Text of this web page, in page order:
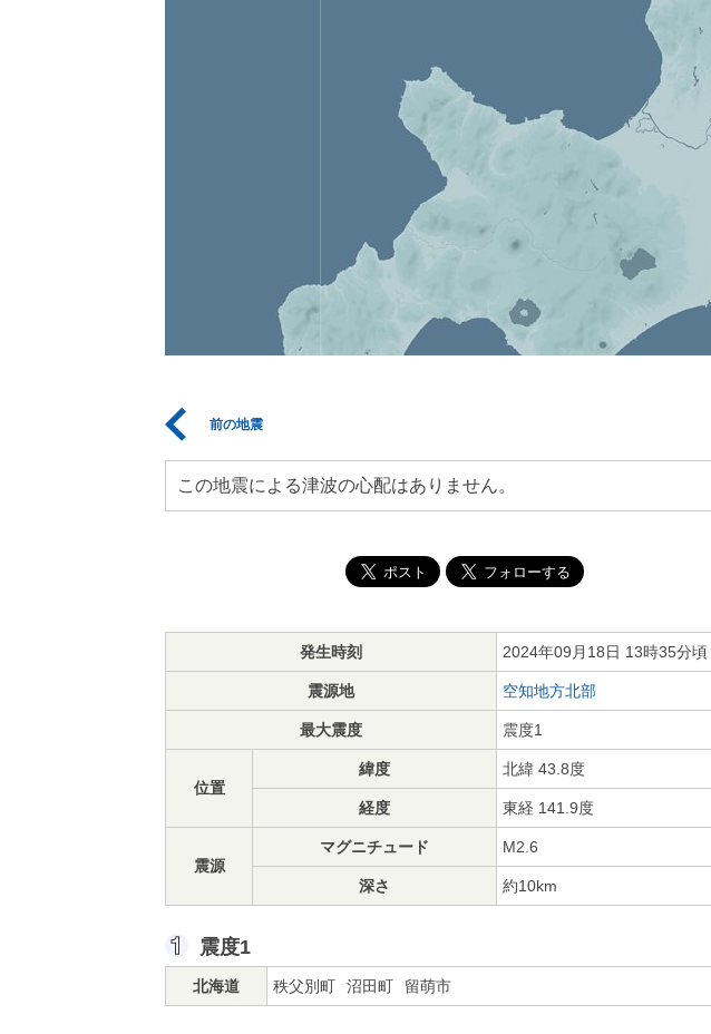
前の地震
この地震による津波の心配はありません。
発生時刻 2024年09月18日 13時35分頃
震源地 空知地方北部
最大震度 震度1
位置
緯度 北緯 43.8度
経度 東経 141.9度
震源
マグニチュード M2.6
深さ 約10km
震度1
北海道 秩父別町 沼田町 留萌市